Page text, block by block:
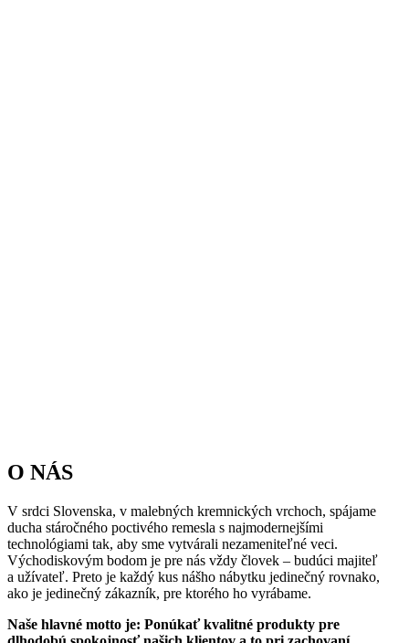
O NÁS
V srdci Slovenska, v malebných kremnických vrchoch, spájame
ducha stáročného poctivého remesla s najmodernejšími
technológiami tak, aby sme vytvárali nezameniteľné veci.
Východiskovým bodom je pre nás vždy človek – budúci majiteľ
a užívateľ. Preto je každý kus nášho nábytku jedinečný rovnako,
ako je jedinečný zákazník, pre ktorého ho vyrábame.
Naše hlavné motto je: Ponúkať kvalitné produkty pre